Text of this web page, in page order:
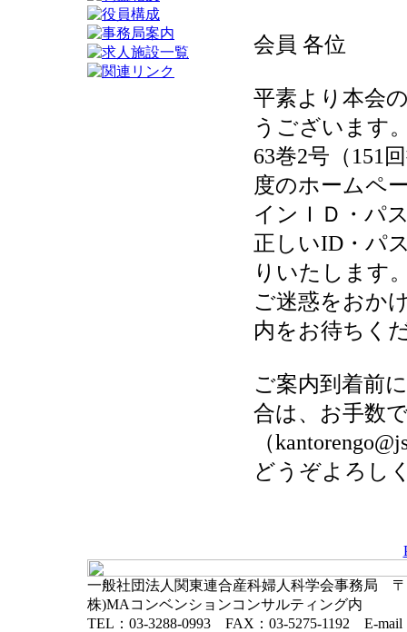
会員 各位
平素より本会
うございます
63巻2号（151
度のホームペ
インＩＤ・パ
正しいID・パ
りいたします
ご迷惑をおか
内をお待ちく
ご案内到着前
合は、お手数
（
どうぞよろし
一般社団法人関東連合産科婦人科学会事務局 〒
株)MAコンベンションコンサルティング内
TEL：03-3288-0993 FAX：03-5275-1192 E-mail